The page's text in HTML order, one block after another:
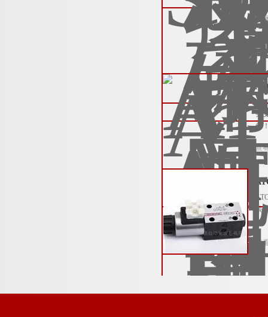
利
查
务
保
查
装
查